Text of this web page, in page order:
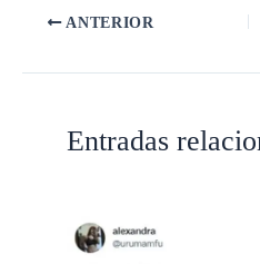
ANTERIOR
Entradas